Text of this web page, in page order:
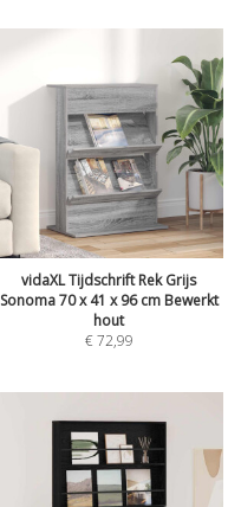
vidaXL Tijdschrift Rek Grijs
Sonoma 70 x 41 x 96 cm Bewerkt
hout
€72,99